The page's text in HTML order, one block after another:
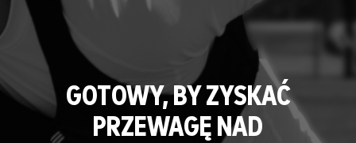
GOTOWY, BY ZYSKAĆ
PRZEWAGĘ NAD